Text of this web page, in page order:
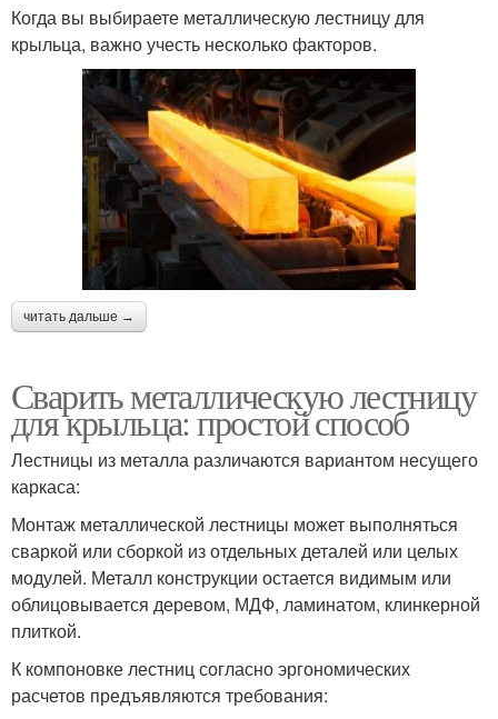
Когда вы выбираете металлическую лестницу для
крыльца, важно учесть несколько факторов.
читать дальше →
Сварить металлическую лестницу
для крыльца: простой способ
Лестницы из металла различаются вариантом несущего
каркаса:
Монтаж металлической лестницы может выполняться
сваркой или сборкой из отдельных деталей или целых
модулей. Металл конструкции остается видимым или
облицовывается деревом, МДФ, ламинатом, клинкерной
плиткой.
К компоновке лестниц согласно эргономических
расчетов предъявляются требования: